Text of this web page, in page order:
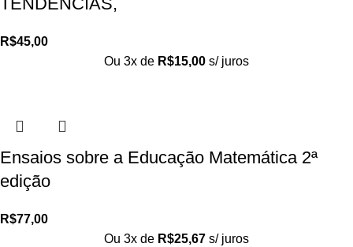
R$45,00
Ou 3x de R$15,00 s/ juros
Ensaios sobre a Educação Matemática 2ª
edição
R$77,00
Ou 3x de R$25,67 s/ juros